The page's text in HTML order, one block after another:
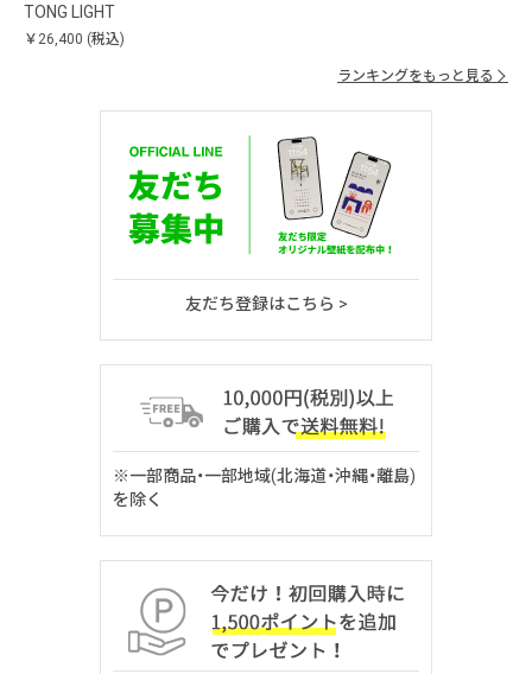
TONG LIGHT
￥26,400 (税込)
ランキングをもっと見る
友だち登録はこちら >
※一部商品・一部地域(北海道・沖縄・離島)
を除く